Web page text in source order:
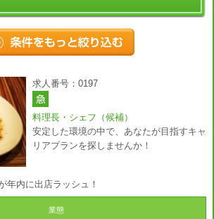
求人番号：0197
料理長・シェフ（候補）
安定した環境の中で、あなたが目指すキャ
リアプランを探しませんか！
年内に出店ラッシュ！
業態